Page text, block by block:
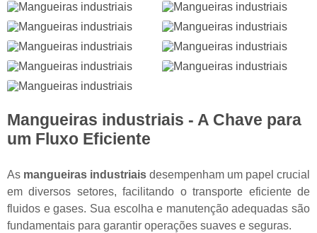
Mangueiras industriais - A Chave para
um Fluxo Eficiente
As mangueiras industriais desempenham um papel crucial
em diversos setores, facilitando o transporte eficiente de
fluidos e gases. Sua escolha e manutenção adequadas são
fundamentais para garantir operações suaves e seguras.